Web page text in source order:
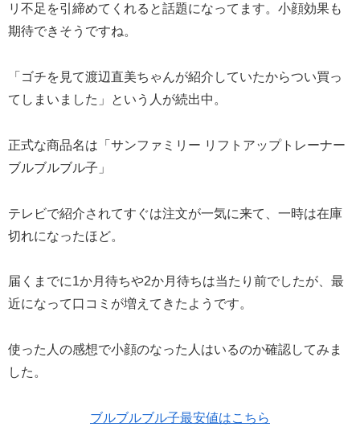
リ不足を引締めてくれると話題になってます。小顔効果も
期待できそうですね。
「ゴチを見て渡辺直美ちゃんが紹介していたからつい買っ
てしまいました」という人が続出中。
正式な商品名は「サンファミリー リフトアップトレーナー
ブルブルブル子」
テレビで紹介されてすぐは注文が一気に来て、一時は在庫
切れになったほど。
届くまでに1か月待ちや2か月待ちは当たり前でしたが、最
近になって口コミが増えてきたようです。
使った人の感想で小顔のなった人はいるのか確認してみま
した。
ブルブルブル子最安値はこちら